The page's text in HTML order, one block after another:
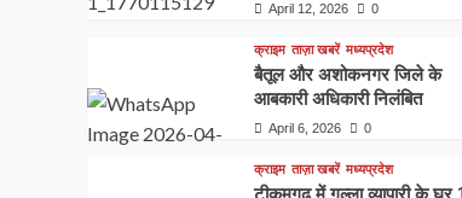
April 12, 2026 0
क्राइम ताज़ा खबरें मध्यप्रदेश
बैतूल और अशोकनगर जिले के
आबकारी अधिकारी निलंबित
April 6, 2026 0
क्राइम ताज़ा खबरें मध्यप्रदेश